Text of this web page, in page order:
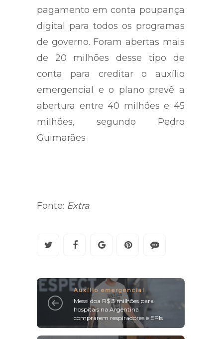
pagamento em conta poupança
digital para todos os programas
de governo. Foram abertas mais
de 20 milhões desse tipo de
conta para creditar o auxílio
emergencial e o plano prevê a
abertura entre 40 milhões e 45
milhões, segundo Pedro
Guimarães
Fonte: Extra
Auxílio emergencial
Messi doa R$ 3 milhões para
hospitais na Argentina
comprarem respiradores e EPIs